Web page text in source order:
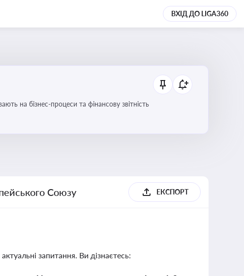
ВХІД ДО LIGA360
на бізнес-процеси та фінансову звітність
Союзу ЕКСПОРТ
запитання. Ви дізнаєтесь: